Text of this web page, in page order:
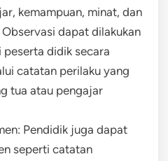
kemampuan, minat, dan
dapat dilakukan
didik secara
catatan perilaku yang
tua atau pengajar
Pendidik juga dapat
seperti catatan